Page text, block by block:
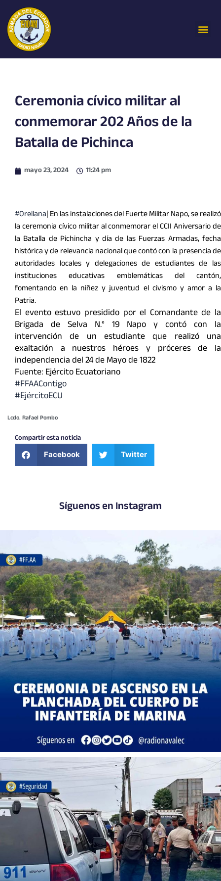
contenido
Ceremonia cívico militar al
conmemorar 202 Años de la
Batalla de Pichinca
mayo 23, 2024 11:24 pm
#Orellana| En las instalaciones del Fuerte Militar Napo, se realizó
la ceremonia cívico militar al conmemorar el CCII Aniversario de
la Batalla de Pichincha y día de las Fuerzas Armadas, fecha
histórica y de relevancia nacional que contó con la presencia de
autoridades locales y delegaciones de estudiantes de las
instituciones educativas emblemáticas del cantón,
fomentando en la niñez y juventud el civismo y amor a la
Patria.
El evento estuvo presidido por el Comandante de la
Brigada de Selva N.° 19 Napo y contó con la
intervención de un estudiante que realizó una
exaltación a nuestros héroes y próceres de la
independencia del 24 de Mayo de 1822
Fuente: Ejército Ecuatoriano
#FFAAContigo
#EjércitoECU
Lcdo. Rafael Pombo
Compartir esta noticia
Facebook Twitter
Síguenos en Instagram